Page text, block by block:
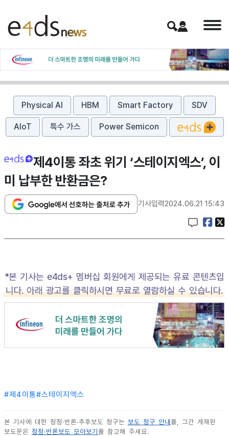
Physical AI HBM Smart Factory SDV
AIoT 특수 가스 Power Semicon
제4이통 좌초 위기 ‘스테이지엑스’, 이
미 납부한 반환금은?
기사입력2024.06.21 15:43
*본 기사는 e4ds+ 멤버십 회원에게 제공되는 유료 콘텐츠입
니다. 아래 광고를 클릭하시면 무료로 열람하실 수 있습니다.
#제4이통#스테이지엑스
본 기사에 대한 정정·반론·추후보도 청구는 보도 청구 안내 를, 그간 게재된
보도문은 정정·반론보도 모아보기 를 참고해 주세요.